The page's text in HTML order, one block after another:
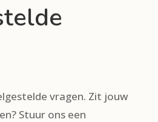
vragen. Zit jouw
Stuur ons een